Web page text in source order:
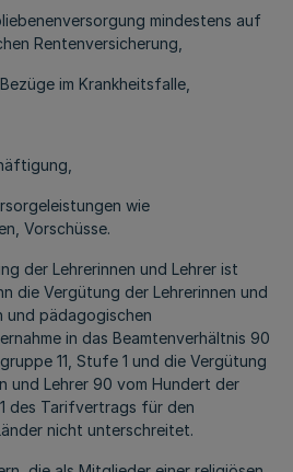
mindestens auf
Rentenversicherung,
im Krankheitsfalle,
wie
Vorschüsse.
der Lehrerinnen und Lehrer ist
die Vergütung der Lehrerinnen und
und pädagogischen
in das Beamtenverhältnis 90
11, Stufe 1 und die Vergütung
und Lehrer 90 vom Hundert der
des Tarifvertrags für den
nicht unterschreitet.